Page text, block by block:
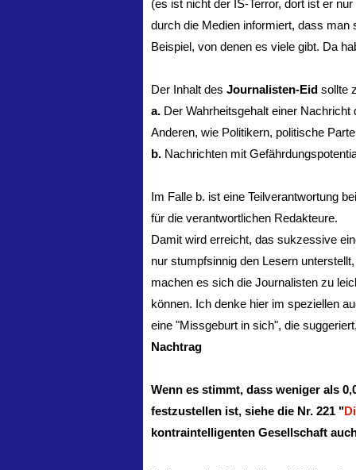
(es ist nicht der IS-Terror, dort ist er
durch die Medien informiert, dass man
Beispiel, von denen es viele gibt. Da
Der Inhalt des Journalisten-Eid sollte
a. Der Wahrheitsgehalt einer
Anderen, wie Politikern, politische
b. Nachrichten mit
Im Falle b. ist eine Teilverantwortung
für die verantwortlichen Redakteure.
Damit wird erreicht, das sukzessive
nur stumpfsinnig den Lesern
machen es sich die Journalisten zu
können. Ich denke hier im speziellen
eine "Missgeburt in sich", die
Nachtrag
Wenn es stimmt, dass weniger als
festzustellen ist, siehe die Nr. 221 "
kontraintelligenten Gesellschaft